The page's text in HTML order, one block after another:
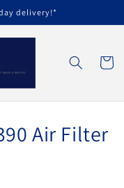
delivery!*
Panier
Air Filter